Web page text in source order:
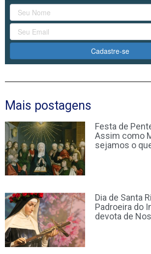
Cadastre-se
Mais postagens
Festa de
Assim como
sejamos o
Dia de Santa
Padroeira do
devota de